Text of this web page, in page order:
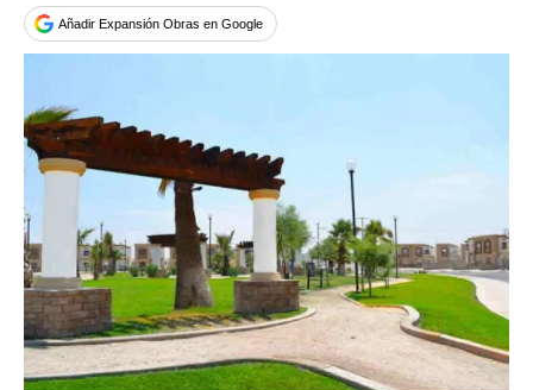
Añadir Expansión Obras en Google